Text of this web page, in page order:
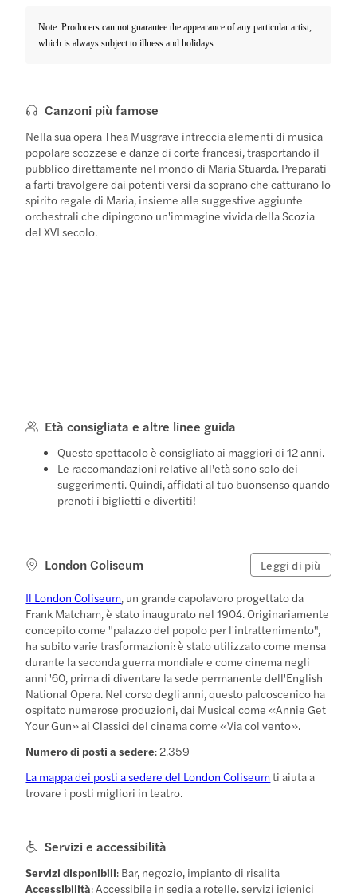
Note: Producers can not guarantee the appearance of any particular artist,
which is always subject to illness and holidays.
Canzoni più famose
Nella sua opera Thea Musgrave intreccia elementi di musica
popolare scozzese e danze di corte francesi, trasportando il
pubblico direttamente nel mondo di Maria Stuarda. Preparati
a farti travolgere dai potenti versi da soprano che catturano lo
spirito regale di Maria, insieme alle suggestive aggiunte
orchestrali che dipingono un'immagine vivida della Scozia
del XVI secolo.
Età consigliata e altre linee guida
Questo spettacolo è consigliato ai maggiori di 12 anni.
Le raccomandazioni relative all'età sono solo dei
suggerimenti. Quindi, affidati al tuo buonsenso quando
prenoti i biglietti e divertiti!
London Coliseum Leggi di più
Il London Coliseum, un grande capolavoro progettato da
Frank Matcham, è stato inaugurato nel 1904. Originariamente
concepito come "palazzo del popolo per l'intrattenimento",
ha subito varie trasformazioni: è stato utilizzato come mensa
durante la seconda guerra mondiale e come cinema negli
anni '60, prima di diventare la sede permanente dell'English
National Opera. Nel corso degli anni, questo palcoscenico ha
ospitato numerose produzioni, dai Musical come «Annie Get
Your Gun» ai Classici del cinema come «Via col vento».
Numero di posti a sedere: 2.359
La mappa dei posti a sedere del London Coliseum ti aiuta a
trovare i posti migliori in teatro.
Servizi e accessibilità
Servizi disponibili: Bar, negozio, impianto di risalita
Accessibilità: Accessibile in sedia a rotelle, servizi igienici